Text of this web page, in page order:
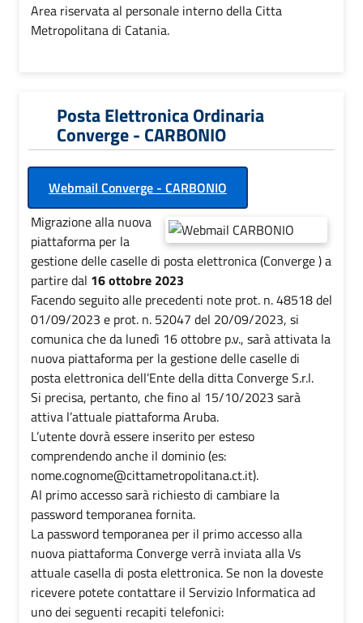
Area riservata al personale interno della Citta
Metropolitana di Catania.
Posta Elettronica Ordinaria
Converge - CARBONIO
Webmail Converge - CARBONIO
Migrazione alla nuova
piattaforma per la
gestione delle caselle di posta elettronica (Converge ) a
partire dal 16 ottobre 2023
Facendo seguito alle precedenti note prot. n. 48518 del
01/09/2023 e prot. n. 52047 del 20/09/2023, si
comunica che da lunedì 16 ottobre p.v., sarà attivata la
nuova piattaforma per la gestione delle caselle di
posta elettronica dell’Ente della ditta Converge S.r.l.
Si precisa, pertanto, che fino al 15/10/2023 sarà
attiva l’attuale piattaforma Aruba.
L’utente dovrà essere inserito per esteso
comprendendo anche il dominio (es:
nome.cognome@cittametropolitana.ct.it).
Al primo accesso sarà richiesto di cambiare la
password temporanea fornita.
La password temporanea per il primo accesso alla
nuova piattaforma Converge verrà inviata alla Vs
attuale casella di posta elettronica. Se non la doveste
ricevere potete contattare il Servizio Informatica ad
uno dei seguenti recapiti telefonici: